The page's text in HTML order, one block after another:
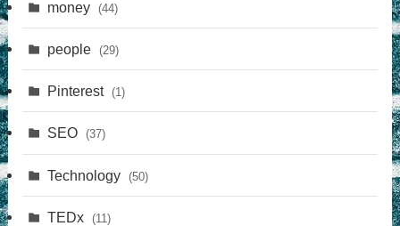
money (44)
people (29)
Pinterest (1)
SEO (37)
Technology (50)
TEDx (11)